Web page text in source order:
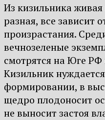
Из кизильника живая
разная, все зависит
произрастания.
вечнозеленые
смотрятся на Юге РФ
Кизильник
формировании, в
щедро плодоносит
не выносит застоя